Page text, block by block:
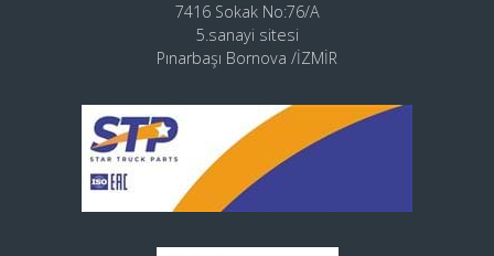
7416 Sokak No:76/A
5.sanayi sitesi
Pınarbaşı Bornova /İZMİR